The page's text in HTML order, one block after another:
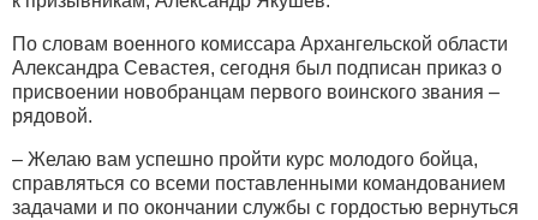
По словам военного комиссара Архангельской области
Александра Севастея, сегодня был подписан приказ о
присвоении новобранцам первого воинского звания –
рядовой.
– Желаю вам успешно пройти курс молодого бойца,
справляться со всеми поставленными командованием
задачами и по окончании службы с гордостью вернуться